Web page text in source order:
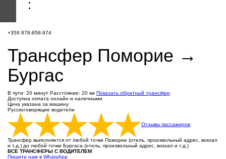
+359 878-858-974
Трансфер Поморие →
Бургас
В пути: 20 минут Расстояние: 20 км Показать обратный трансфер
Доступна оплата онлайн и наличными
Цена указана за машину
Русскоговорящие водители
Отзывы пассажиров
Трансфер выполняется от любой точки Поморие (отель, произвольный адрес, вокзал
и т.д.) до любой точки Бургаса (отель, произвольный адрес, вокзал и т.д.)
ВСЕ ТРАНСФЕРЫ С ВОДИТЕЛЕМ
Пишите нам в WhatsApp